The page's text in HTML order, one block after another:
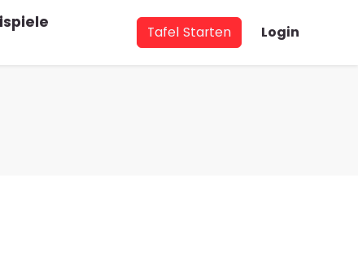
Tafel Starten Login